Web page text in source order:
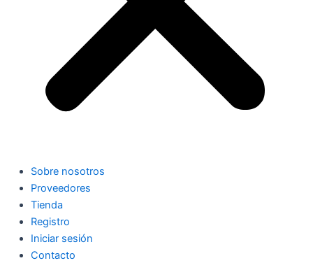
Sobre nosotros
Proveedores
Tienda
Registro
Iniciar sesión
Contacto